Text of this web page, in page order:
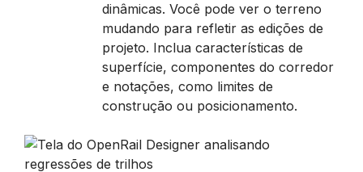
dinâmicas. Você pode ver o terreno
mudando para refletir as edições de
projeto. Inclua características de
superfície, componentes do corredor
e notações, como limites de
construção ou posicionamento.